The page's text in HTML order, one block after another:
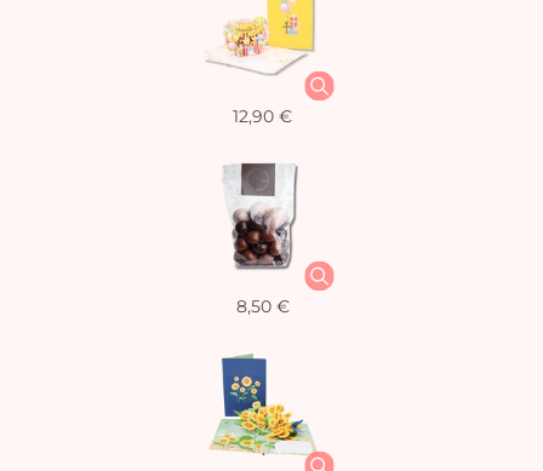
12,90 €
8,50 €